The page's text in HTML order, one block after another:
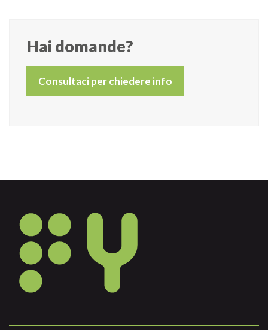
Hai domande?
Consultaci per chiedere info